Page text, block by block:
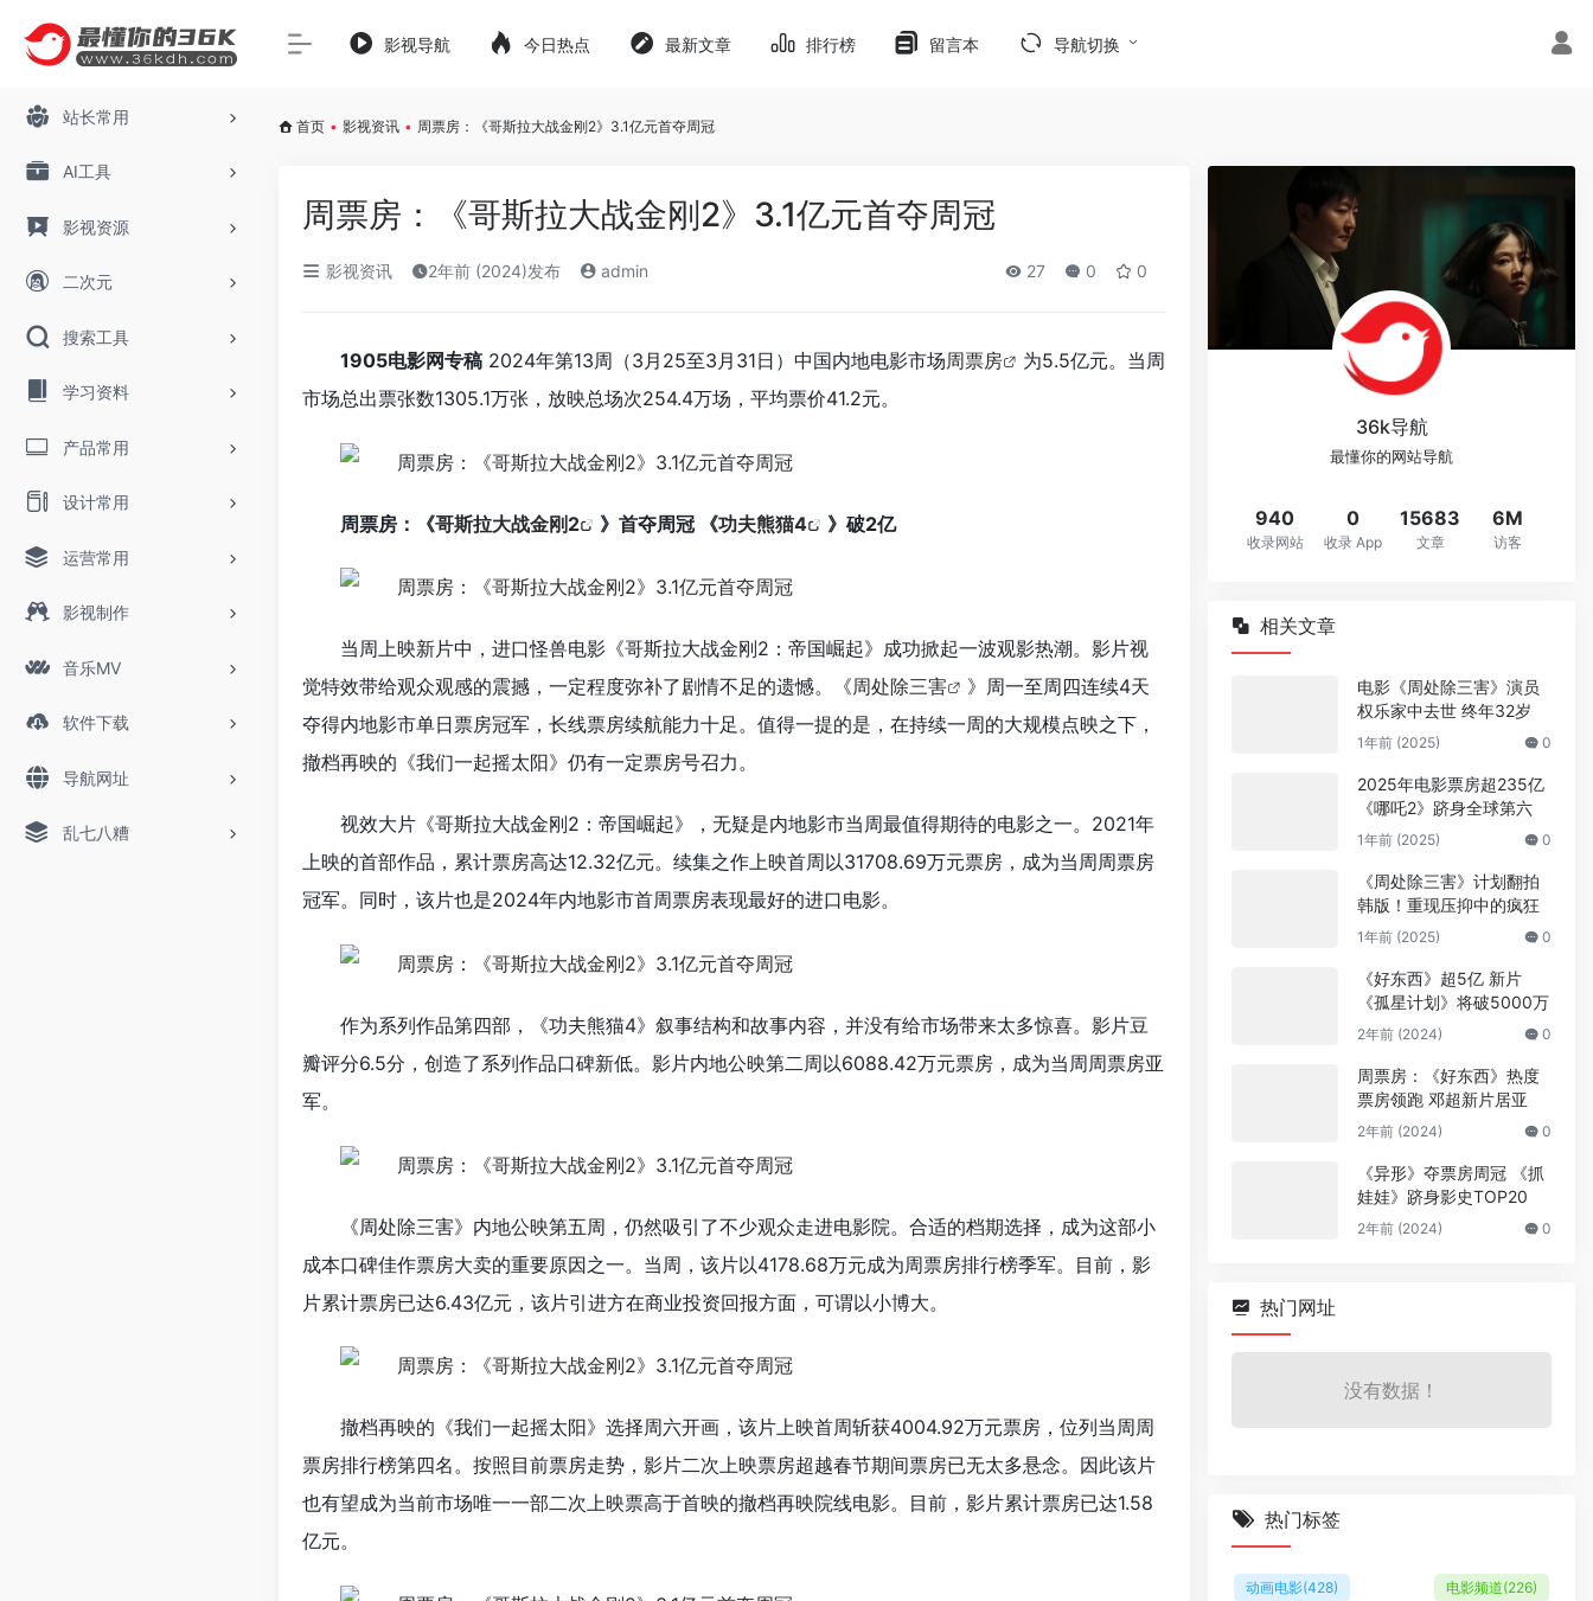
站长常用
AI工具
影视资源
二次元
搜索工具
学习资料
产品常用
设计常用
运营常用
影视制作
音乐MV
软件下载
导航网址
乱七八糟
影视导航 今日热点 最新文章 排行榜 留言本 导航切换
首页 • 影视资讯 • 周票房：《哥斯拉大战金刚2》3.1亿元首夺周冠
周票房：《哥斯拉大战金刚2》3.1亿元首夺周冠
影视资讯 2年前 (2024)发布 admin 27 0 0
1905电影网专稿 2024年第13周（3月25至3月31日）中国内地电影市场周票房
为5.5亿元。当周
市场总出票张数1305.1万张，放映总场次254.4万场，平均票价41.2元。
周票房：《哥斯拉大战金刚2 》首夺周冠 《功夫熊猫4 》破2亿
当周上映新片中，进口怪兽电影《哥斯拉大战金刚2：帝国崛起》成功掀起一波观影热潮。影片视
觉特效带给观众观感的震撼，一定程度弥补了剧情不足的遗憾。《周处除三害
》周一至周四连续4天
夺得内地影市单日票房冠军，长线票房续航能力十足。值得一提的是，在持续一周的大规模点映之下，
撤档再映的《我们一起摇太阳》仍有一定票房号召力。
视效大片《哥斯拉大战金刚2：帝国崛起》，无疑是内地影市当周最值得期待的电影之一。2021年
上映的首部作品，累计票房高达12.32亿元。续集之作上映首周以31708.69万元票房，成为当周周票房
冠军。同时，该片也是2024年内地影市首周票房表现最好的进口电影。
作为系列作品第四部，《功夫熊猫4》叙事结构和故事内容，并没有给市场带来太多惊喜。影片豆
瓣评分6.5分，创造了系列作品口碑新低。影片内地公映第二周以6088.42万元票房，成为当周周票房亚
军。
《周处除三害》内地公映第五周，仍然吸引了不少观众走进电影院。合适的档期选择，成为这部小
成本口碑佳作票房大卖的重要原因之一。当周，该片以4178.68万元成为周票房排行榜季军。目前，影
片累计票房已达6.43亿元，该片引进方在商业投资回报方面，可谓以小博大。
撤档再映的《我们一起摇太阳》选择周六开画，该片上映首周斩获4004.92万元票房，位列当周周
票房排行榜第四名。按照目前票房走势，影片二次上映票房超越春节期间票房已无太多悬念。因此该片
也有望成为当前市场唯一一部二次上映票高于首映的撤档再映院线电影。目前，影片累计票房已达1.58
亿元。
36k导航
最懂你的网站导航
940
收录网站
0
收录 App
15683
文章
6M
访客
相关文章
电影《周处除三害》演员
权乐家中去世 终年32岁
1年前 (2025) 0
2025年电影票房超235亿
《哪吒2》跻身全球第六
1年前 (2025) 0
《周处除三害》计划翻拍
韩版！重现压抑中的疯狂
1年前 (2025) 0
《好东西》超5亿 新片
《孤星计划》将破5000万
2年前 (2024) 0
周票房：《好东西》热度
票房领跑 邓超新片居亚
2年前 (2024) 0
《异形》夺票房周冠 《抓
娃娃》跻身影史TOP20
2年前 (2024) 0
热门网址
没有数据！
热门标签
动画电影(428) 电影频道(226)